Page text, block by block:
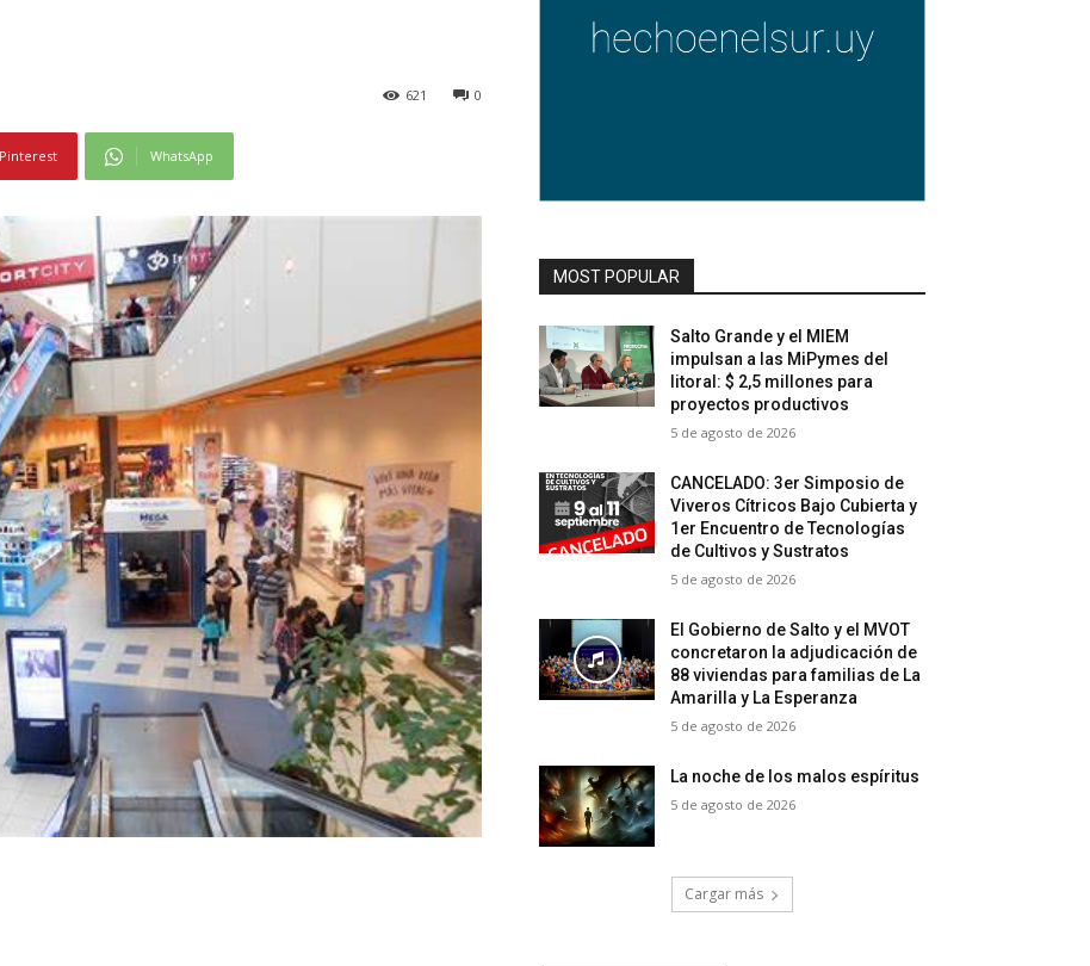
0
621
Pinterest WhatsApp
MOST POPULAR
Salto Grande y el MIEM
impulsan a las MiPymes del
litoral: $ 2,5 millones para
proyectos productivos
5 de agosto de 2026
CANCELADO: 3er Simposio de
Viveros Cítricos Bajo Cubierta y
1er Encuentro de Tecnologías
de Cultivos y Sustratos
5 de agosto de 2026
El Gobierno de Salto y el MVOT
concretaron la adjudicación de
88 viviendas para familias de La
Amarilla y La Esperanza
5 de agosto de 2026
La noche de los malos espíritus
5 de agosto de 2026
Cargar más